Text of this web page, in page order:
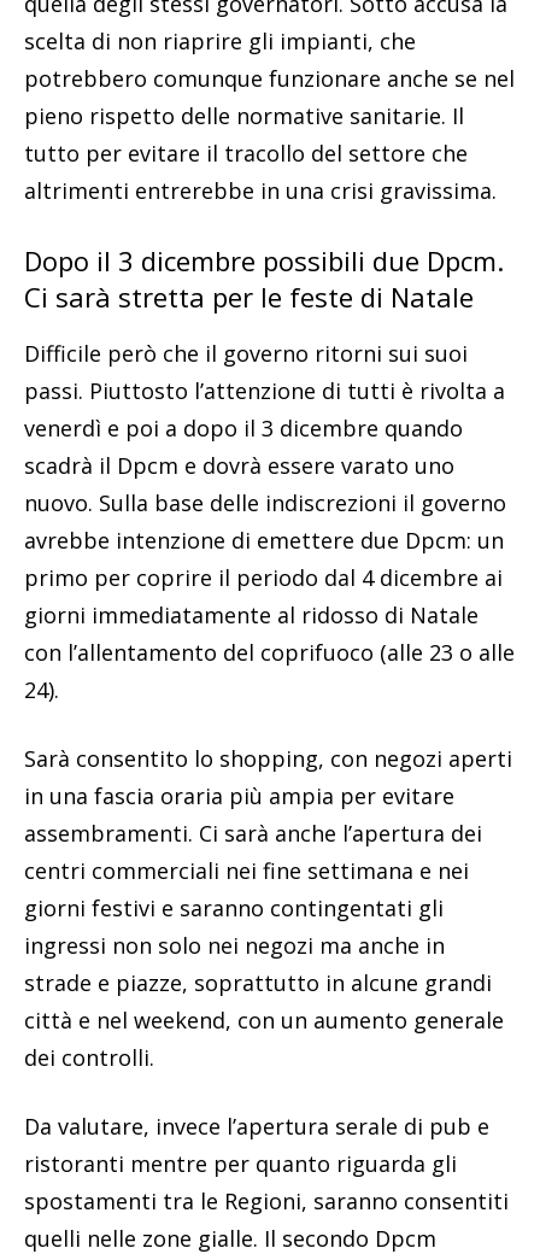
scelta di non riaprire gli impianti, che
potrebbero comunque funzionare anche se nel
pieno rispetto delle normative sanitarie. Il
tutto per evitare il tracollo del settore che
altrimenti entrerebbe in una crisi gravissima.
Dopo il 3 dicembre possibili due Dpcm.
Ci sarà stretta per le feste di Natale
Difficile però che il governo ritorni sui suoi
passi. Piuttosto l’attenzione di tutti è rivolta a
venerdì e poi a dopo il 3 dicembre quando
scadrà il Dpcm e dovrà essere varato uno
nuovo. Sulla base delle indiscrezioni il governo
avrebbe intenzione di emettere due Dpcm: un
primo per coprire il periodo dal 4 dicembre ai
giorni immediatamente al ridosso di Natale
con l’allentamento del coprifuoco (alle 23 o alle
24).
Sarà consentito lo shopping, con negozi aperti
in una fascia oraria più ampia per evitare
assembramenti. Ci sarà anche l’apertura dei
centri commerciali nei fine settimana e nei
giorni festivi e saranno contingentati gli
ingressi non solo nei negozi ma anche in
strade e piazze, soprattutto in alcune grandi
città e nel weekend, con un aumento generale
dei controlli.
Da valutare, invece l’apertura serale di pub e
ristoranti mentre per quanto riguarda gli
spostamenti tra le Regioni, saranno consentiti
quelli nelle zone gialle. Il secondo Dpcm